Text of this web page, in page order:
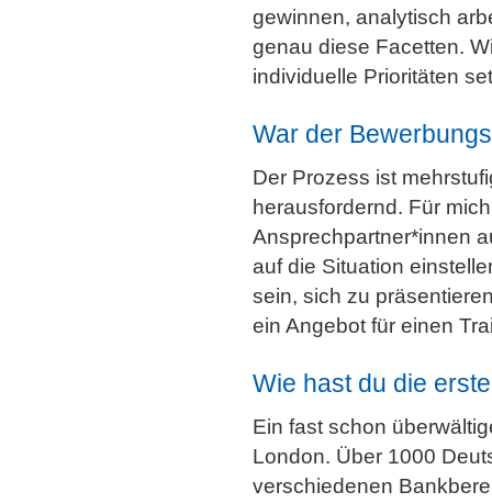
gewinnen, analytisch
genau diese Facetten.
individuelle Prioritäten
War der
Der Prozess ist
herausfordernd. Für
Ansprechpartner*innen
auf die Situation
sein, sich zu
ein Angebot für einen
Wie hast du die
Ein fast schon
London. Über 1000
verschiedenen